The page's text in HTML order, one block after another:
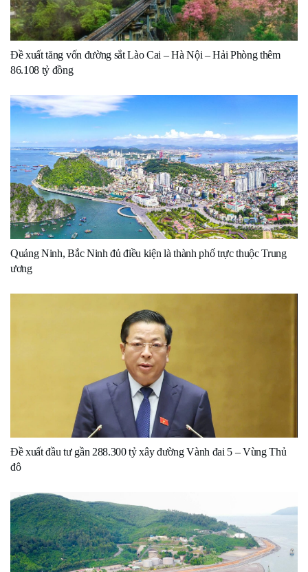
Đề xuất tăng vốn đường sắt Lào Cai – Hà Nội – Hải Phòng thêm
86.108 tỷ đồng
Quảng Ninh, Bắc Ninh đủ điều kiện là thành phố trực thuộc Trung
ương
Đề xuất đầu tư gần 288.300 tỷ xây đường Vành đai 5 – Vùng Thủ
đô